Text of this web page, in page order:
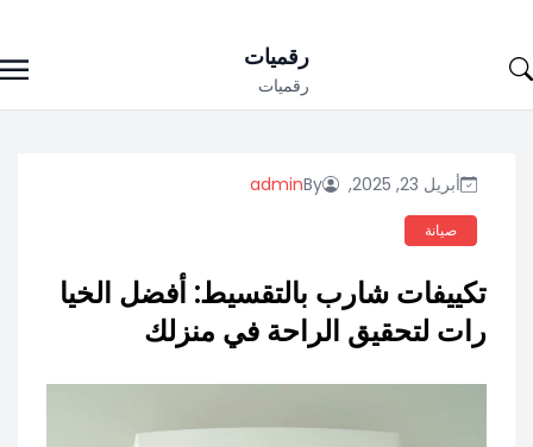
to
رقميات
رقميات
أبريل 23, 2025, By
admin
صيانة
تكييفات شارب بالتقسيط: أفضل الخيا
رات لتحقيق الراحة في منزلك